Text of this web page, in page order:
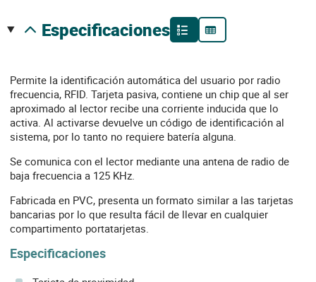
especificaciones
Permite la identificación automática del usuario por radio
frecuencia, RFID. Tarjeta pasiva, contiene un chip que al ser
aproximado al lector recibe una corriente inducida que lo
activa. Al activarse devuelve un código de identificación al
sistema, por lo tanto no requiere batería alguna.
Se comunica con el lector mediante una antena de radio de
baja frecuencia a 125 KHz.
Fabricada en PVC, presenta un formato similar a las tarjetas
bancarias por lo que resulta fácil de llevar en cualquier
compartimento portatarjetas.
Especificaciones